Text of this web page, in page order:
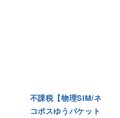
不課税【物理SIM/ネ
コポスゆうパケット